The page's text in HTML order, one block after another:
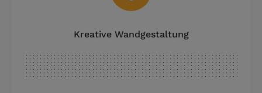
Kreative Wandgestaltung